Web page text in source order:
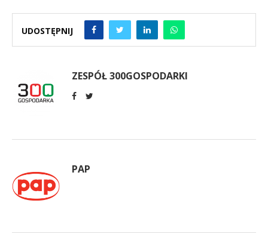
UDOSTĘPNIJ
ZESPÓŁ 300GOSPODARKI
PAP